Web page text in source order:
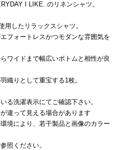
I LIKE. のリネンシャツ。
したリラックスシャツ。
フォートレスかつモダンな雰囲気を
ワイドまで幅広いボトムと相性が良
織りとして重宝する1枚。
る洗濯表示にてご確認下さい。
違って見える場合があります
境により、若干製品と画像のカラー
照ください。